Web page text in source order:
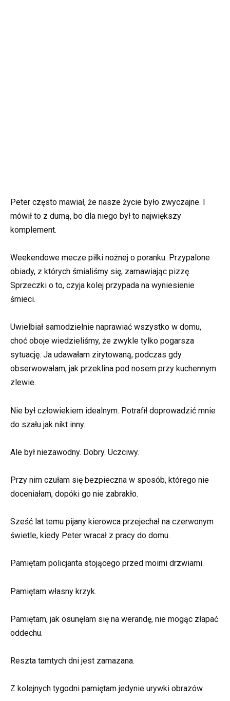
Peter często mawiał, że nasze życie było zwyczajne. I
mówił to z dumą, bo dla niego był to największy
komplement.
Weekendowe mecze piłki nożnej o poranku. Przypalone
obiady, z których śmialiśmy się, zamawiając pizzę.
Sprzeczki o to, czyja kolej przypada na wyniesienie
śmieci.
Uwielbiał samodzielnie naprawiać wszystko w domu,
choć oboje wiedzieliśmy, że zwykle tylko pogarsza
sytuację. Ja udawałam zirytowaną, podczas gdy
obserwowałam, jak przeklina pod nosem przy kuchennym
zlewie.
Nie był człowiekiem idealnym. Potrafił doprowadzić mnie
do szału jak nikt inny.
Ale był niezawodny. Dobry. Uczciwy.
Przy nim czułam się bezpieczna w sposób, którego nie
doceniałam, dopóki go nie zabrakło.
Sześć lat temu pijany kierowca przejechał na czerwonym
świetle, kiedy Peter wracał z pracy do domu.
Pamiętam policjanta stojącego przed moimi drzwiami.
Pamiętam własny krzyk.
Pamiętam, jak osunęłam się na werandę, nie mogąc złapać
oddechu.
Reszta tamtych dni jest zamazana.
Z kolejnych tygodni pamiętam jedynie urywki obrazów.